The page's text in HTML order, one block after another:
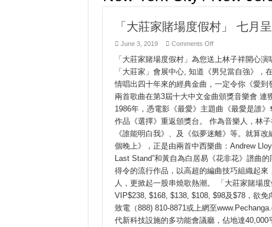
「大莊家賭場度假村」 七月
June 3, 2019 Comments Offon
莊
家
賭
場
度
假
村」
七
月
呈
獻
林
子
祥
心
演
唱
會
「大莊家賭場度假村」為您送上林子祥開心
「大莊家」會展中心, 知道《男兒當自強》，
情唱出四十年來的經典金曲，一定令你《愛到
兩首歌曲在第3屆十大中文金曲頒獎音樂會 連
1986年，憑電影《最愛》主題曲《最愛是誰
作品《選擇》重返頒獎台。 作為音樂人，林
《誰能明白我》、及《似夢迷離》等。就算
個晚上》，正是由兩首中西樂曲：Andrew
Last Stand”和黃自為白居易《花非花》譜曲
得令的流行作品，以高超的編曲技巧組織起
人，更掀起一股串燒歌熱潮。 「大莊家賭場
VIP$238, $168, $138, $108, $98及$78，欲
致電（888) 810-8871或上網至
代新科技設施的多功能會議廳，佔地達